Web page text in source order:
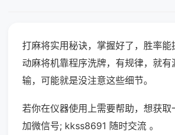
打麻将实用秘诀，掌握好了，胜率能
动麻将机靠程序洗牌，有规律，就有
输，可能就是没注意这些细节。
若你在仪器使用上需要帮助，想获取
加微信号; kkss8691 随时交流 。